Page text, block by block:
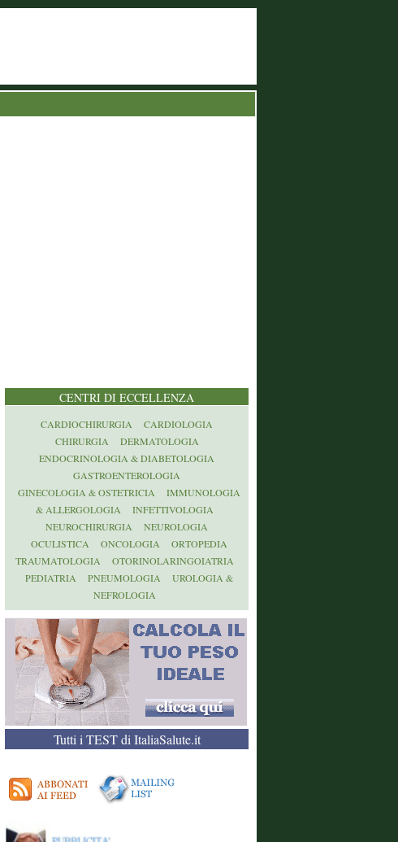
CENTRI DI ECCELLENZA
CARDIOCHIRURGIA
CARDIOLOGIA
CHIRURGIA
DERMATOLOGIA
ENDOCRINOLOGIA & DIABETOLOGIA
GASTROENTEROLOGIA
GINECOLOGIA & OSTETRICIA
IMMUNOLOGIA
& ALLERGOLOGIA
INFETTIVOLOGIA
NEUROCHIRURGIA
NEUROLOGIA
OCULISTICA
ONCOLOGIA
ORTOPEDIA
TRAUMATOLOGIA
OTORINOLARINGOIATRIA
PEDIATRIA
PNEUMOLOGIA
UROLOGIA &
NEFROLOGIA
Tutti i TEST di ItaliaSalute.it